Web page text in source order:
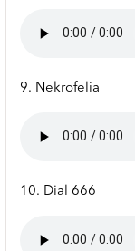
9. Nekrofelia
10. Dial 666